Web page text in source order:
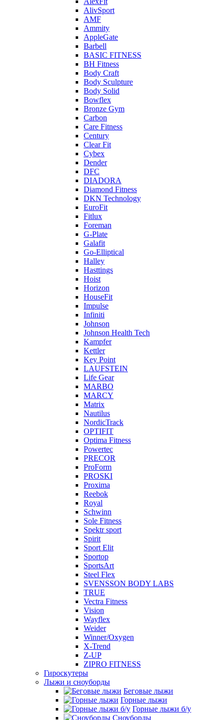
AlivSport
AMF
Ammity
AppleGate
Barbell
BASIC FITNESS
BH Fitness
Body Craft
Body Sculpture
Body Solid
Bowflex
Bronze Gym
Carbon
Care Fitness
Century
Clear Fit
Cybex
Dender
DFC
DIADORA
Diamond Fitness
DKN Technology
EuroFit
Fitlux
Foreman
G-Plate
Galafit
Go-Elliptical
Halley
Hasttings
Hoist
Horizon
HouseFit
Impulse
Infiniti
Johnson
Johnson Health Tech
Kampfer
Kettler
Key Point
LAUFSTEIN
Life Gear
MARBO
MARCY
Matrix
Nautilus
NordicTrack
OPTIFIT
Optima Fitness
Powertec
PRECOR
ProForm
PROSKI
Proxima
Reebok
Royal
Schwinn
Sole Fitness
Spektr sport
Spirit
Sport Elit
Sportop
SportsArt
Steel Flex
SVENSSON BODY LABS
TRUE
Vectra Fitness
Vision
Wayflex
Weider
Winner/Oxygen
X-Trend
Z-UP
ZIPRO FITNESS
Гироскутеры
Лыжи и сноуборды
Беговые лыжи
Горные лыжи
Горные лыжи б/у
Сноуборды